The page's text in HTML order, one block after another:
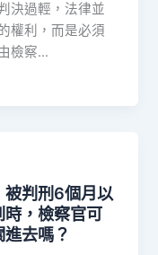
決過輕，法律並
權利，而是必須
檢察…
被判刑6個月以
時，檢察官可
去嗎？